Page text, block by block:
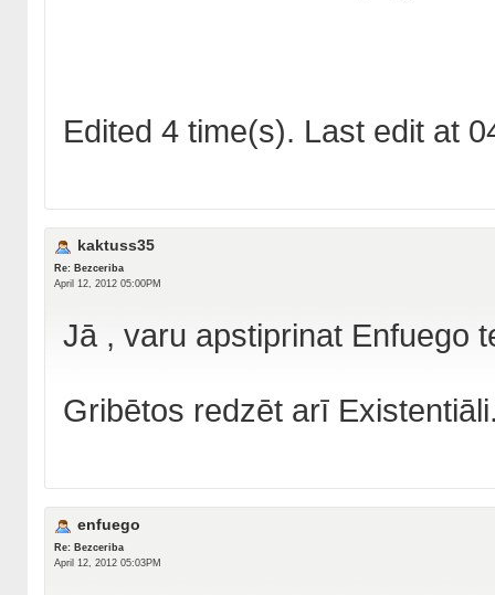
Edited 4 time(s). Last edit at
kaktuss35
Re: Bezceriba
April 12, 2012 05:00PM
Jā , varu apstiprinat Enfuego
Gribētos redzēt arī
enfuego
Re: Bezceriba
April 12, 2012 05:03PM